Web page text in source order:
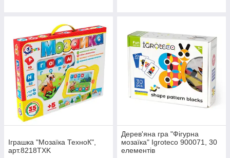
Іграшка "Мозаїка ТехноК",
арт.8218TXK
Дерев'яна гра "Фігурна
мозаїка" Igroteco 900071, 30
елементів